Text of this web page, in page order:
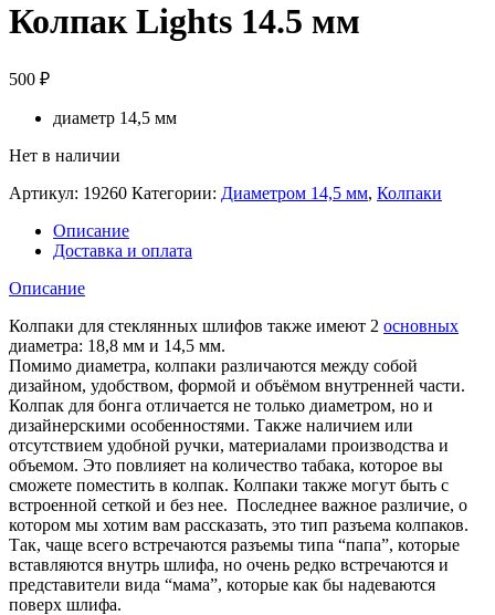
Колпак Lights 14.5 мм
500 ₽
диаметр 14,5 мм
Нет в наличии
Артикул: 19260 Категории: Диаметром 14,5 мм, Колпаки
Описание
Доставка и оплата
Описание
Колпаки для стеклянных шлифов также имеют 2 основных
диаметра: 18,8 мм и 14,5 мм.
Помимо диаметра, колпаки различаются между собой
дизайном, удобством, формой и объёмом внутренней части.
Колпак для бонга отличается не только диаметром, но и
дизайнерскими особенностями. Также наличием или
отсутствием удобной ручки, материалами производства и
объемом. Это повлияет на количество табака, которое вы
сможете поместить в колпак. Колпаки также могут быть с
встроенной сеткой и без нее. Последнее важное различие, о
котором мы хотим вам рассказать, это тип разъема колпаков.
Так, чаще всего встречаются разъемы типа “папа”, которые
вставляются внутрь шлифа, но очень редко встречаются и
представители вида “мама”, которые как бы надеваются
поверх шлифа.